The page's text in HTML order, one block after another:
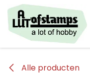
Overslaan naar inhoud
Alle producten